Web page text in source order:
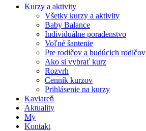
Kurzy a aktivity
Všetky kurzy a aktivity
Baby Balance
Individuálne poradenstvo
Voľné šantenie
Pre rodičov a budúcich rodičov
Ako si vybrať kurz
Rozvrh
Cenník kurzov
Prihlásenie na kurzy
Kaviareň
Aktuality
My
Kontakt